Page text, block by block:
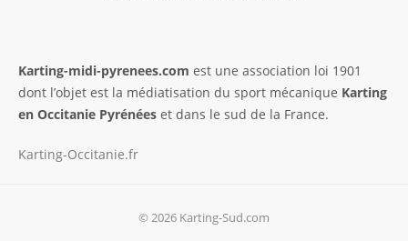
Karting-midi-pyrenees.com est une association loi 1901
dont l’objet est la médiatisation du sport mécanique Karting
en Occitanie Pyrénées et dans le sud de la France.
Karting-Occitanie.fr
© 2026 Karting-Sud.com